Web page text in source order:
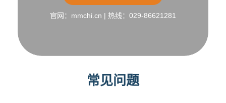
官网：mmchi.cn | 热线：029-86621281
常见问题